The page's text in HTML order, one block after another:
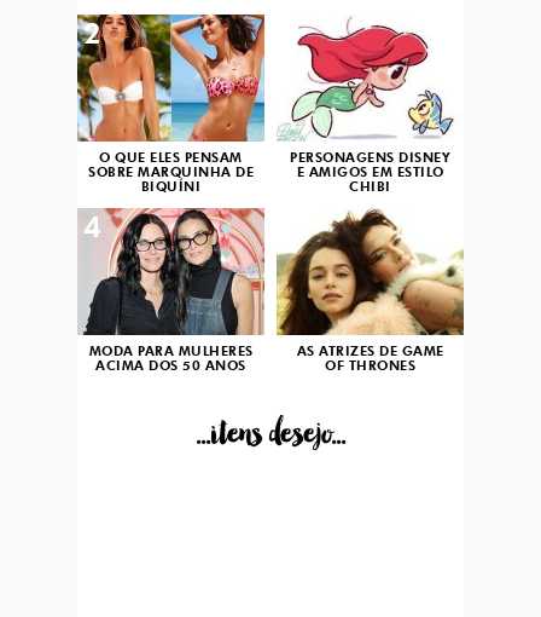
O QUE ELES PENSAM
SOBRE MARQUINHA DE
BIQUÍNI
2
PERSONAGENS DISNEY
E AMIGOS EM ESTILO
CHIBI
3
MODA PARA MULHERES
ACIMA DOS 50 ANOS
4
AS ATRIZES DE GAME
OF THRONES
...itens desejo...